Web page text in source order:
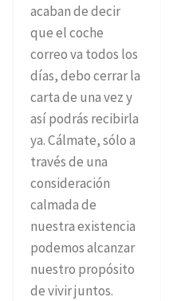
acaban de decir
que el coche
correo va todos los
días, debo cerrar la
carta de una vez y
así podrás recibirla
ya. Cálmate, sólo a
través de una
consideración
calmada de
nuestra existencia
podemos alcanzar
nuestro propósito
de vivir juntos.